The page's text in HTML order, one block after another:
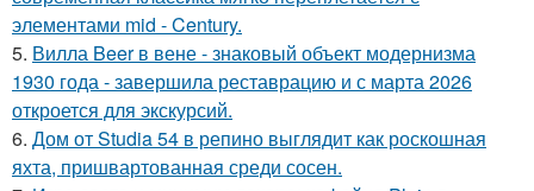
элементами mid - Century.
5. Вилла Beer в вене - знаковый объект модернизма
1930 года - завершила реставрацию и с марта 2026
откроется для экскурсий.
6. Дом от Studia 54 в репино выглядит как роскошная
яхта, пришвартованная среди сосен.